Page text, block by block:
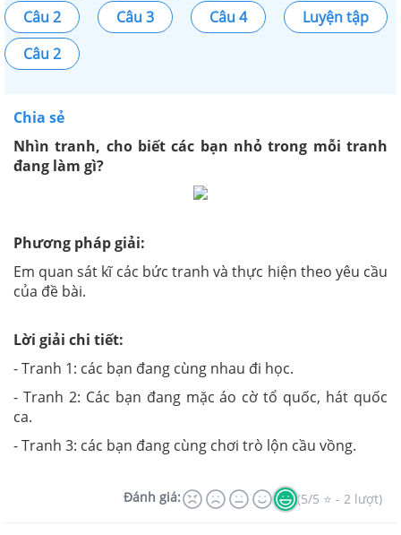
Câu 2
Câu 3 Câu 4
Luyện tập
Câu 2
Chia sẻ
Nhìn tranh, cho biết các bạn nhỏ trong mỗi tranh
đang làm gì?
Phương pháp giải:
Em quan sát kĩ các bức tranh và thực hiện theo yêu cầu
của đề bài.
Lời giải chi tiết:
- Tranh 1: các bạn đang cùng nhau đi học.
- Tranh 2: Các bạn đang mặc áo cờ tổ quốc, hát quốc
ca.
- Tranh 3: các bạn đang cùng chơi trò lộn cầu vồng.
Đánh giá: (5/5 ⭐ - 2 lượt)